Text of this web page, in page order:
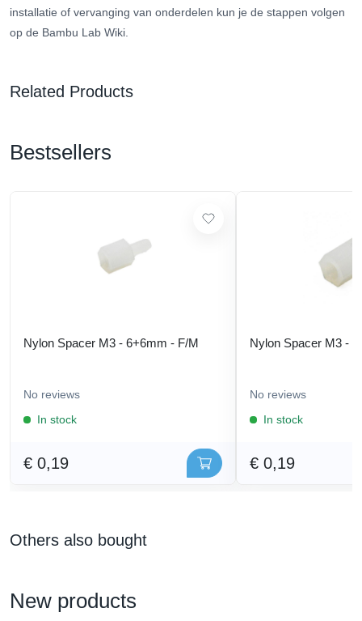
installatie of vervanging van onderdelen kun je de stappen volgen
op de Bambu Lab Wiki.
Related Products
Bestsellers
Nylon Spacer M3 - 6+6mm - F/M
No reviews
In stock
€ 0,19
Nylon Spacer M3 -
No reviews
In stock
€ 0,19
Others also bought
New products